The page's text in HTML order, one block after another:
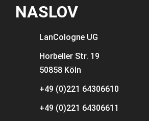
NASLOV
LanCologne UG
Horbeller Str. 19
50858 Köln
+49 (0)221 64306610
+49 (0)221 64306611